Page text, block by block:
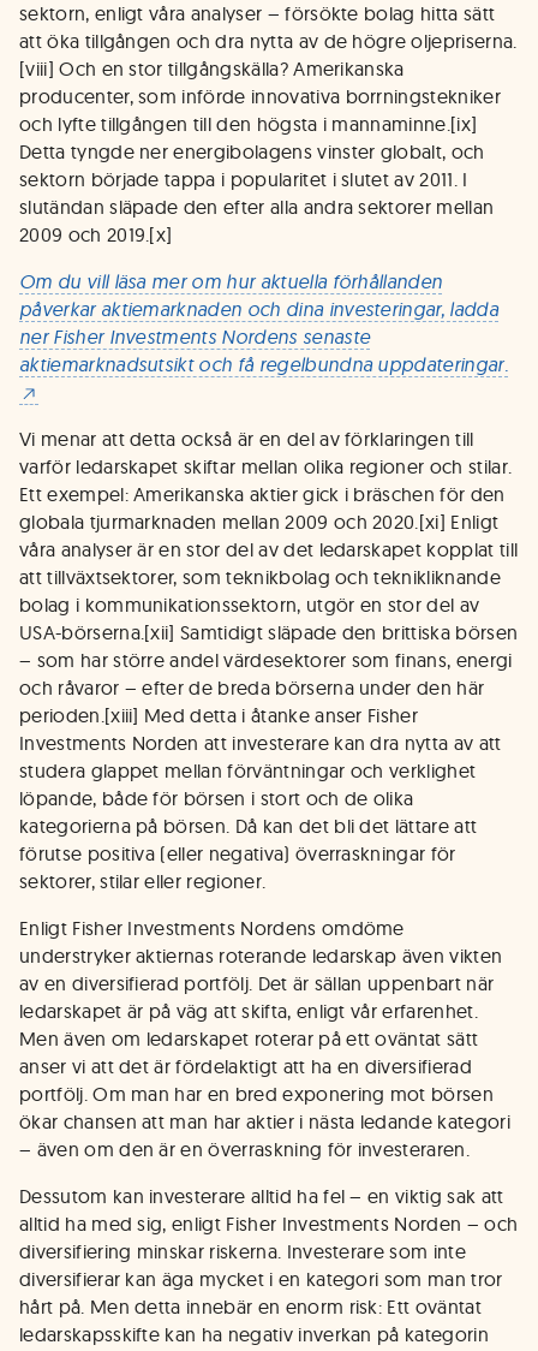
sektorn, enligt våra analyser – försökte bolag hitta sätt
att öka tillgången och dra nytta av de högre oljepriserna.
[viii] Och en stor tillgångskälla? Amerikanska
producenter, som införde innovativa borrningstekniker
och lyfte tillgången till den högsta i mannaminne.[ix]
Detta tyngde ner energibolagens vinster globalt, och
sektorn började tappa i popularitet i slutet av 2011. I
slutändan släpade den efter alla andra sektorer mellan
2009 och 2019.[x]
Om du vill läsa mer om hur aktuella förhållanden
påverkar aktiemarknaden och dina investeringar, ladda
ner Fisher Investments Nordens senaste
aktiemarknadsutsikt och få regelbundna uppdateringar.
Vi menar att detta också är en del av förklaringen till
varför ledarskapet skiftar mellan olika regioner och stilar.
Ett exempel: Amerikanska aktier gick i bräschen för den
globala tjurmarknaden mellan 2009 och 2020.[xi] Enligt
våra analyser är en stor del av det ledarskapet kopplat till
att tillväxtsektorer, som teknikbolag och teknikliknande
bolag i kommunikationssektorn, utgör en stor del av
USA-börserna.[xii] Samtidigt släpade den brittiska börsen
– som har större andel värdesektorer som finans, energi
och råvaror – efter de breda börserna under den här
perioden.[xiii] Med detta i åtanke anser Fisher
Investments Norden att investerare kan dra nytta av att
studera glappet mellan förväntningar och verklighet
löpande, både för börsen i stort och de olika
kategorierna på börsen. Då kan det bli det lättare att
förutse positiva (eller negativa) överraskningar för
sektorer, stilar eller regioner.
Enligt Fisher Investments Nordens omdöme
understryker aktiernas roterande ledarskap även vikten
av en diversifierad portfölj. Det är sällan uppenbart när
ledarskapet är på väg att skifta, enligt vår erfarenhet.
Men även om ledarskapet roterar på ett oväntat sätt
anser vi att det är fördelaktigt att ha en diversifierad
portfölj. Om man har en bred exponering mot börsen
ökar chansen att man har aktier i nästa ledande kategori
– även om den är en överraskning för investeraren.
Dessutom kan investerare alltid ha fel – en viktig sak att
alltid ha med sig, enligt Fisher Investments Norden – och
diversifiering minskar riskerna. Investerare som inte
diversifierar kan äga mycket i en kategori som man tror
hårt på. Men detta innebär en enorm risk: Ett oväntat
ledarskapsskifte kan ha negativ inverkan på kategorin